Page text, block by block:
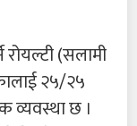
(सलामी
२५/२५
व्यवस्था छ ।